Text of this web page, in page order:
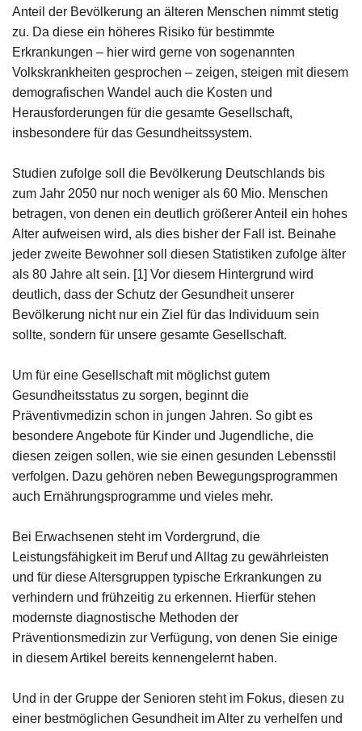
Anteil der Bevölkerung an älteren Menschen nimmt stetig
zu. Da diese ein höheres Risiko für bestimmte
Erkrankungen – hier wird gerne von sogenannten
Volkskrankheiten gesprochen – zeigen, steigen mit diesem
demografischen Wandel auch die Kosten und
Herausforderungen für die gesamte Gesellschaft,
insbesondere für das Gesundheitssystem.
Studien zufolge soll die Bevölkerung Deutschlands bis
zum Jahr 2050 nur noch weniger als 60 Mio. Menschen
betragen, von denen ein deutlich größerer Anteil ein hohes
Alter aufweisen wird, als dies bisher der Fall ist. Beinahe
jeder zweite Bewohner soll diesen Statistiken zufolge älter
als 80 Jahre alt sein. [1] Vor diesem Hintergrund wird
deutlich, dass der Schutz der Gesundheit unserer
Bevölkerung nicht nur ein Ziel für das Individuum sein
sollte, sondern für unsere gesamte Gesellschaft.
Um für eine Gesellschaft mit möglichst gutem
Gesundheitsstatus zu sorgen, beginnt die
Präventivmedizin schon in jungen Jahren. So gibt es
besondere Angebote für Kinder und Jugendliche, die
diesen zeigen sollen, wie sie einen gesunden Lebensstil
verfolgen. Dazu gehören neben Bewegungsprogrammen
auch Ernährungsprogramme und vieles mehr.
Bei Erwachsenen steht im Vordergrund, die
Leistungsfähigkeit im Beruf und Alltag zu gewährleisten
und für diese Altersgruppen typische Erkrankungen zu
verhindern und frühzeitig zu erkennen. Hierfür stehen
modernste diagnostische Methoden der
Präventionsmedizin zur Verfügung, von denen Sie einige
in diesem Artikel bereits kennengelernt haben.
Und in der Gruppe der Senioren steht im Fokus, diesen zu
einer bestmöglichen Gesundheit im Alter zu verhelfen und